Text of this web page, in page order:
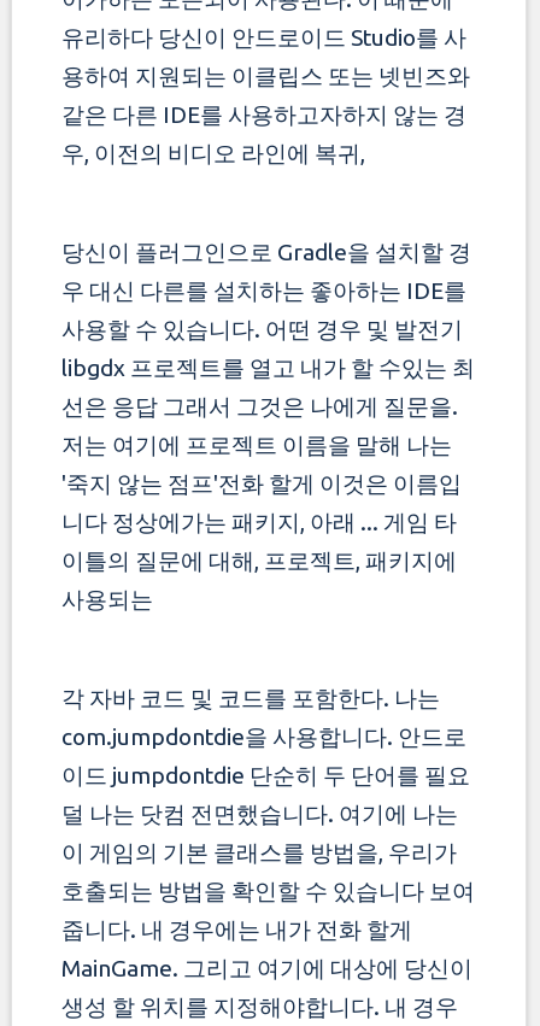
유리하다 당신이 안드로이드 Studio를 사
용하여 지원되는 이클립스 또는 넷빈즈와
같은 다른 IDE를 사용하고자하지 않는 경
우, 이전의 비디오 라인에 복귀,
당신이 플러그인으로 Gradle을 설치할 경
우 대신 다른를 설치하는 좋아하는 IDE를
사용할 수 있습니다. 어떤 경우 및 발전기
libgdx 프로젝트를 열고 내가 할 수있는 최
선은 응답 그래서 그것은 나에게 질문을.
저는 여기에 프로젝트 이름을 말해 나는
'죽지 않는 점프'전화 할게 이것은 이름입
니다 정상에가는 패키지, 아래 ... 게임 타
이틀의 질문에 대해, 프로젝트, 패키지에
사용되는
각 자바 코드 및 코드를 포함한다. 나는
com.jumpdontdie을 사용합니다. 안드로
이드 jumpdontdie 단순히 두 단어를 필요
덜 나는 닷컴 전면했습니다. 여기에 나는
이 게임의 기본 클래스를 방법을, 우리가
호출되는 방법을 확인할 수 있습니다 보여
줍니다. 내 경우에는 내가 전화 할게
MainGame. 그리고 여기에 대상에 당신이
생성 할 위치를 지정해야합니다. 내 경우